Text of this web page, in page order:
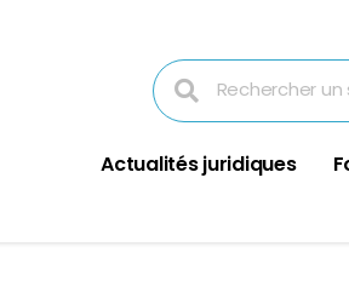
Actualités juridiques